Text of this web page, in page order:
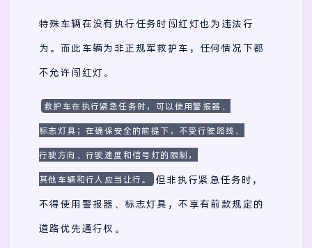
特殊车辆在没有执行任务时闯红灯也为违法行
为。而此车辆为非正规军救护车，任何情况下都
不允许闯红灯。
救护车在执行紧急任务时，可以使用警报器、
标志灯具；在确保安全的前提下，不受行驶路线、
行驶方向、行驶速度和信号灯的限制，
其他车辆和行人应当让行。
但非执行紧急任务时，
不得使用警报器、标志灯具，不享有前款规定的
道路优先通行权。